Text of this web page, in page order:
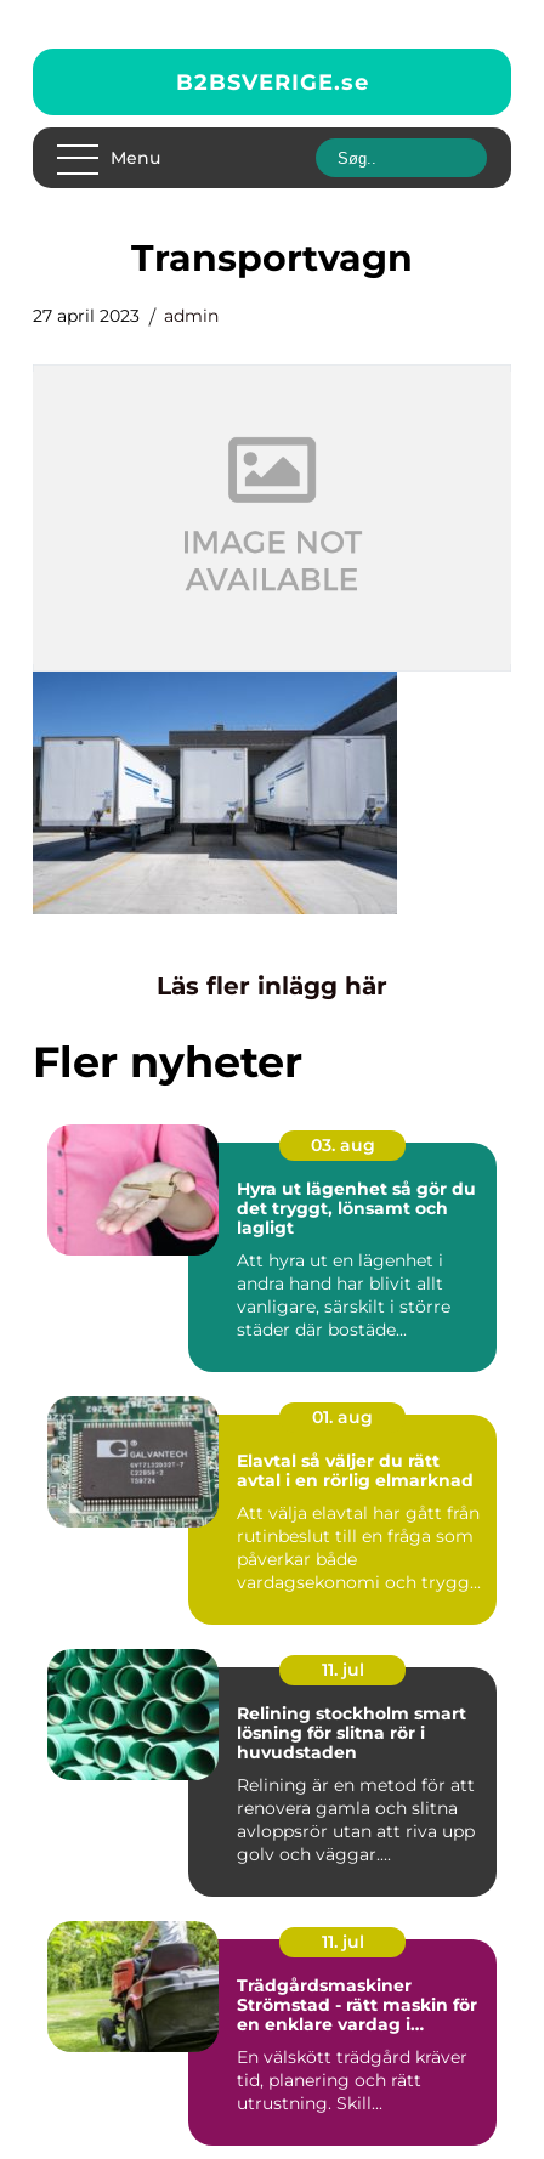
B2BSVERIGE.se
Menu
transportvagn
27 april 2023 admin
Läs fler inlägg här
Fler nyheter
03. aug
Hyra ut lägenhet så gör du
det tryggt, lönsamt och
lagligt
Att hyra ut en lägenhet i
andra hand har blivit allt
vanligare, särskilt i större
städer där bostäde...
01. aug
Elavtal så väljer du rätt
avtal i en rörlig elmarknad
Att välja elavtal har gått från
rutinbeslut till en fråga som
påverkar både
vardagsekonomi och trygg...
11. jul
Relining stockholm smart
lösning för slitna rör i
huvudstaden
Relining är en metod för att
renovera gamla och slitna
avloppsrör utan att riva upp
golv och väggar....
11. jul
Trädgårdsmaskiner
Strömstad - rätt maskin för
en enklare vardag i
En välskött trädgård kräver
tid, planering och rätt
utrustning. Skill...